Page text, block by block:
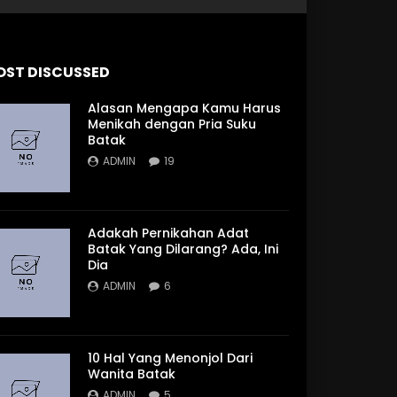
DISCUSSED
Alasan Mengapa Kamu Harus
Menikah dengan Pria Suku
Batak
ADMIN 19
Adakah Pernikahan Adat
Batak Yang Dilarang? Ada, Ini
Dia
ADMIN 6
10 Hal Yang Menonjol Dari
Wanita Batak